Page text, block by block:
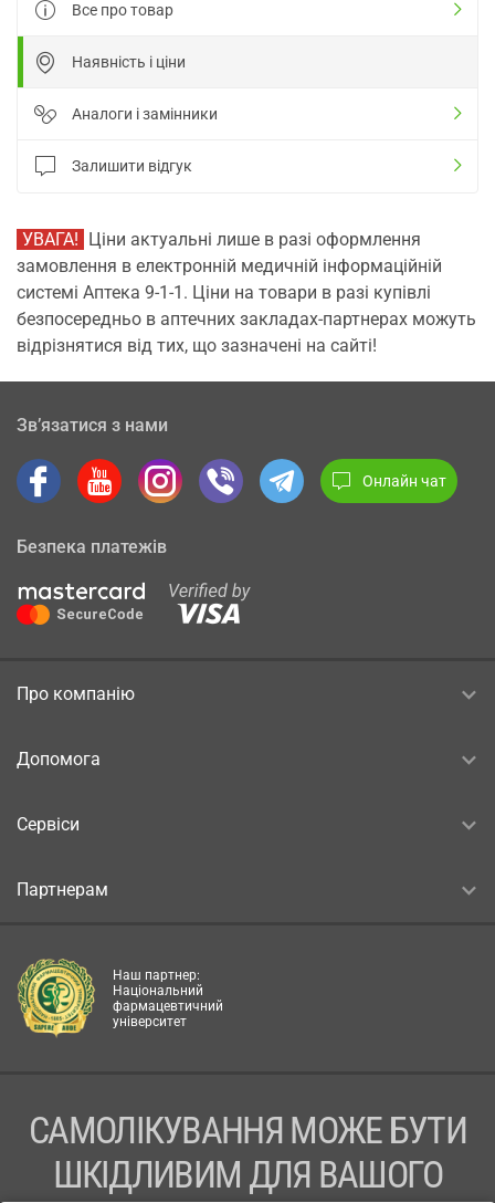
Все про товар
Наявність і ціни
Аналоги і замінники
Залишити відгук
УВАГА! Ціни актуальні лише в разі оформлення
замовлення в електронній медичній інформаційній
системі Аптека 9-1-1. Ціни на товари в разі купівлі
безпосередньо в аптечних закладах-партнерах можуть
відрізнятися від тих, що зазначені на сайті!
Зв’язатися з нами
Онлайн чат
Безпека платежів
Про компанію
Допомога
Сервіси
Партнерам
Наш партнер:
Національний
фармацевтичний
університет
САМОЛІКУВАННЯ МОЖЕ БУТИ
ШКІДЛИВИМ ДЛЯ ВАШОГО